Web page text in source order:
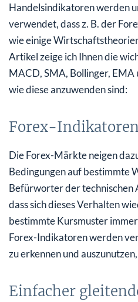
Warum den SMA
Exponentieller gleitender
Der Moving Average
Indikator
Das Bollinger Band
Fibonacci-Retracement
Strategien
Handelsindikatoren werden
verwendet, dass z. B. der
wie einige
Artikel zeige ich Ihnen die
MACD, SMA, Bollinger,
wie diese anzuwenden sind:
Forex-Indikatoren
Die Forex-Märkte neigen
Bedingungen auf bestimmte
Befürworter der technischen
dass sich dieses Verhalten
bestimmte Kursmuster
Forex-Indikatoren werden
zu erkennen und
Einfacher